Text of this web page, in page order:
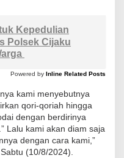
d
a
i
d
e
n
g
a
n
Kepedulian
Polsek Cijaku
Powered by Inline Related Posts
kami menyebutnya
qori-qoriah hingga
dengan berdirinya
Lalu kami akan diam saja
dengan cara kami,”
(10/8/2024).